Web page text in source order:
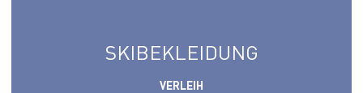
SKIBEKLEIDUNG
VERLEIH